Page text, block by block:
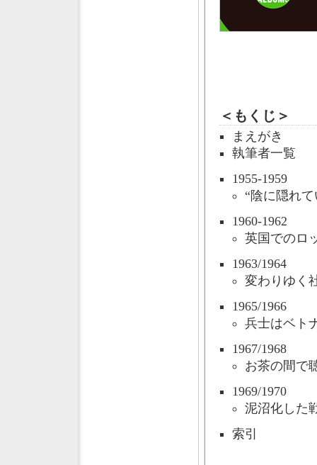
＜もくじ＞
まえがき
執筆者一覧
1955-1959
“陰に隠れ
1960-1962
英国でのロ
1963/1964
変わりゆく
1965/1966
兵士はベト
1967/1968
お茶の間で
1969/1970
泥沼化した
索引